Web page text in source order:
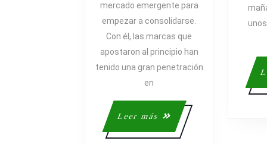
TRAIL
mercado emergente para
empezar a consolidarse.
Con él, las marcas que
apostaron al principio han
tenido una gran penetración
en
Leer más
Leer
más